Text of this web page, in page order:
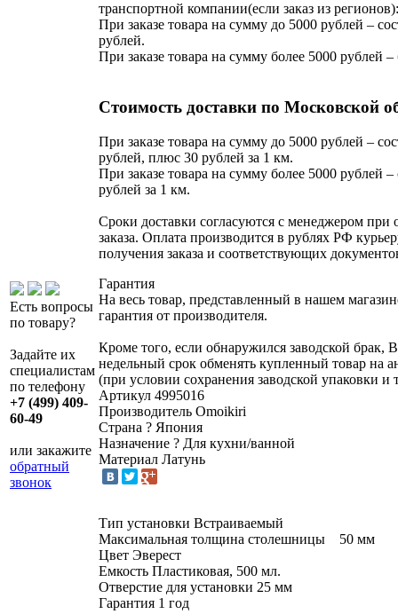
Есть вопросы
по товару?
Задайте их
специалистам
по телефону
+7 (499) 409-
60-49
или закажите
обратный
звонок
транспортной компании(если заказ из регионов):
При заказе товара на сумму до 5000 рублей –
рублей.
При заказе товара на сумму более 5000 рублей –
Стоимость доставки по Московской
При заказе товара на сумму до 5000 рублей –
рублей, плюс 30 рублей за 1 км.
При заказе товара на сумму более 5000 рублей –
рублей за 1 км.
Сроки доставки согласуются с менеджером при
заказа. Оплата производится в рублях РФ
получения заказа и соответствующих
Гарантия
На весь товар, представленный в нашем
гарантия от производителя.
Кроме того, если обнаружился заводской брак,
недельный срок обменять купленный товар на
(при условии сохранения заводской упаковки и
Артикул 4995016
Производитель Omoikiri
Страна ? Япония
Назначение ? Для кухни/ванной
Материал Латунь
Тип установки Встраиваемый
Максимальная толщина столешницы 50 мм
Цвет Эверест
Емкость Пластиковая, 500 мл.
Отверстие для установки 25 мм
Гарантия 1 год